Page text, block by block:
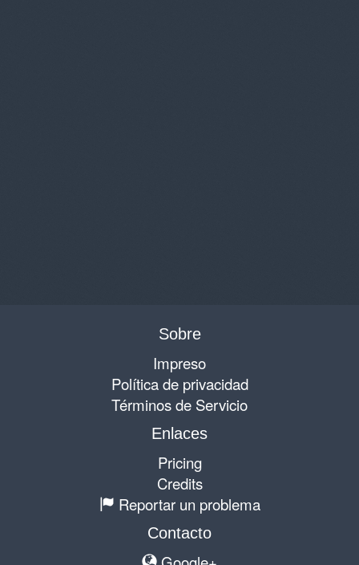
Sobre
Impreso
Política de privacidad
Términos de Servicio
Enlaces
Pricing
Credits
Reportar un problema
Contacto